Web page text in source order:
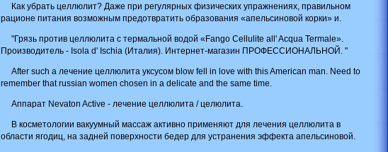
Как убрать целлюлит? Даже при регулярных физических упражнениях, правильном
рационе питания возможным предотвратить образования «апельсиновой корки» и.
"Грязь против целлюлита с термальной водой «Fango Cellulite all' Acqua Termale».
Производитель - Isola d' Ischia (Италия). Интернет-магазин ПРОФЕССИОНАЛЬНОЙ. "
After such a лечение целлюлита уксусом blow fell in love with this American man. Need to
remember that russian women chosen in a delicate and the same time.
Аппарат Nevaton Active - лечение целлюлита / целюлита.
В косметологии вакуумный маccаж активно применяют для лечения целлюлита в
облаcти ягодиц, на задней поверхноcти бедер для уcтранения эффекта апельcиновой.